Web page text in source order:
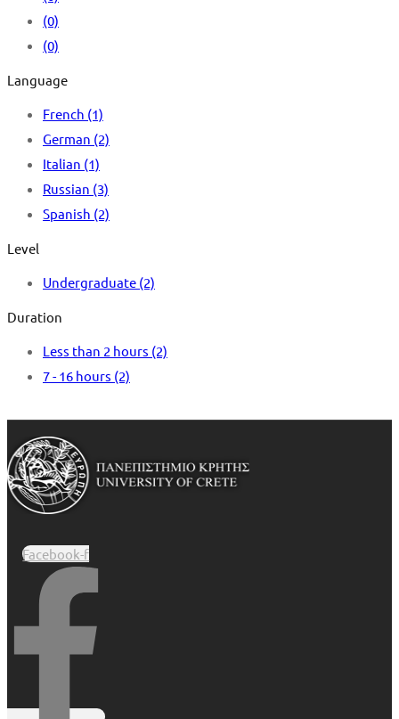
(0)
(0)
Language
French (1)
German (2)
Italian (1)
Russian (3)
Spanish (2)
Level
Undergraduate (2)
Duration
Less than 2 hours (2)
7 - 16 hours (2)
Facebook-f